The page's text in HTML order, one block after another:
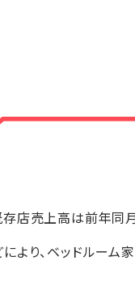
存店売上高は前年同
より、ベッドルー